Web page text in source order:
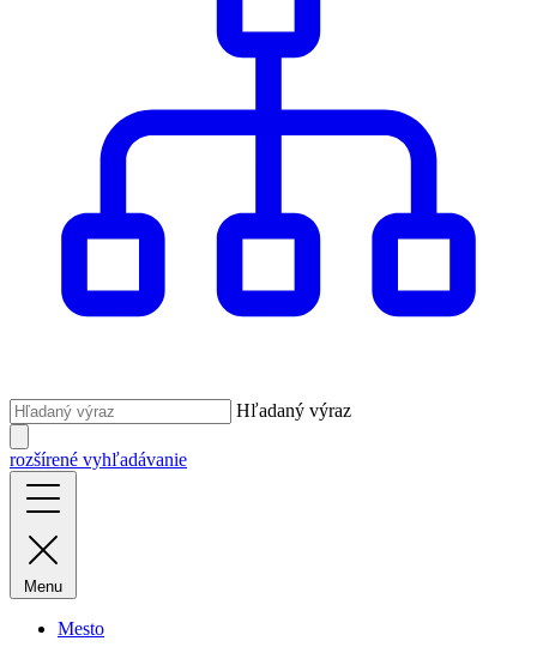
Hľadaný výraz
rozšírené vyhľadávanie
Menu
Mesto